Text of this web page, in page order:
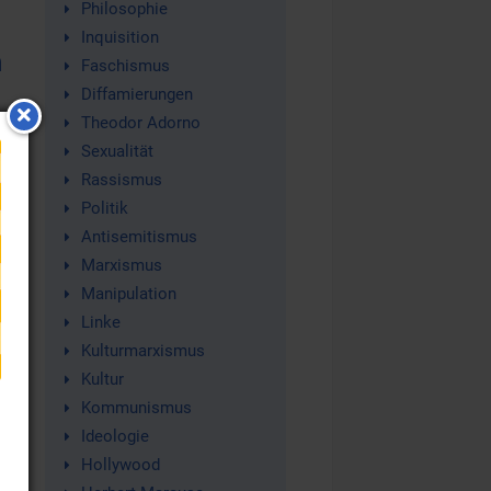
Philosophie
Inquisition
Faschismus
Diffamierungen
Theodor Adorno
Sexualität
Rassismus
Politik
Antisemitismus
Marxismus
Manipulation
Linke
Kulturmarxismus
Kultur
Kommunismus
Ideologie
Hollywood